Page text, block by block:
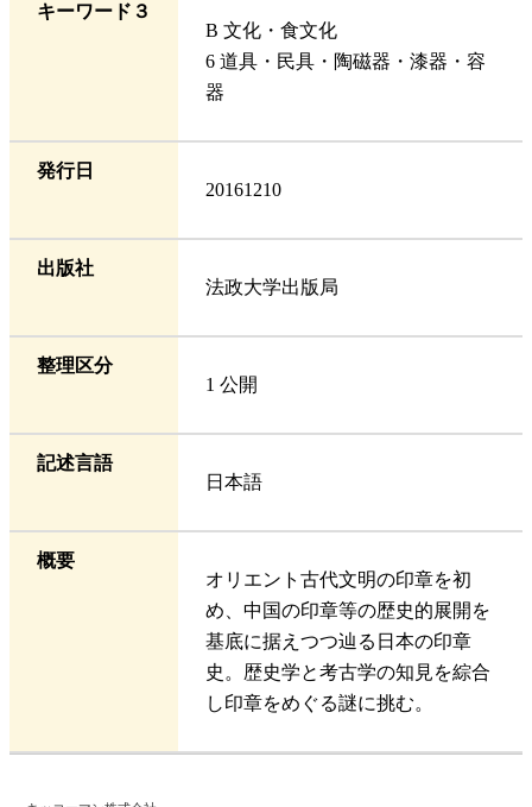
キーワード３
B 文化・食文化
6 道具・民具・陶磁器・漆器・容
器
発行日
20161210
出版社
法政大学出版局
整理区分
1 公開
記述言語
日本語
概要
オリエント古代文明の印章を初
め、中国の印章等の歴史的展開を
基底に据えつつ辿る日本の印章
史。歴史学と考古学の知見を綜合
し印章をめぐる謎に挑む。